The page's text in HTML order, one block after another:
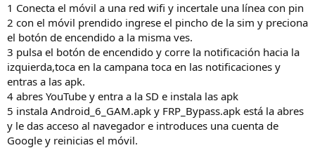
1 Conecta el móvil a una red wifi y incertale una línea con pin
2 con el móvil prendido ingrese el pincho de la sim y preciona
el botón de encendido a la misma ves.
3 pulsa el botón de encendido y corre la notificación hacia la
izquierda,toca en la campana toca en las notificaciones y
entras a las apk.
4 abres YouTube y entra a la SD e instala las apk
5 instala Android_6_GAM.apk y FRP_Bypass.apk está la abres
y le das acceso al navegador e introduces una cuenta de
Google y reinicias el móvil.